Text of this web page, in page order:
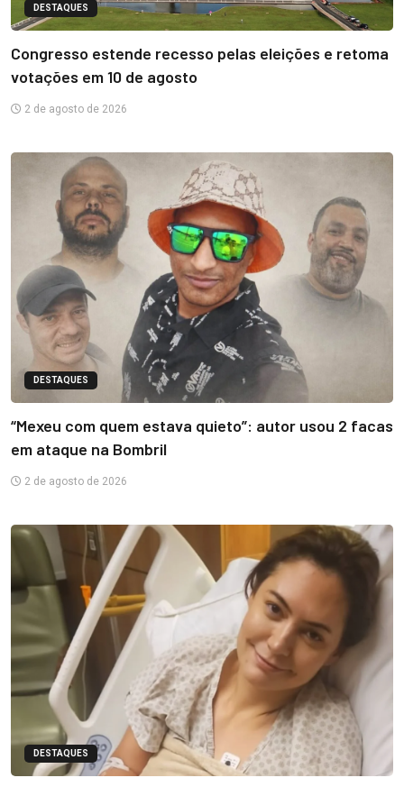
DESTAQUES
Congresso estende recesso pelas eleições e retoma
votações em 10 de agosto
2 de agosto de 2026
DESTAQUES
“Mexeu com quem estava quieto”: autor usou 2 facas
em ataque na Bombril
2 de agosto de 2026
DESTAQUES